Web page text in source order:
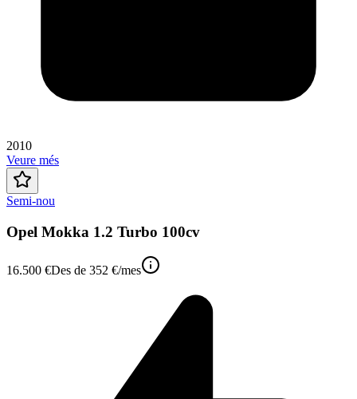
2010
Veure més
Semi-nou
Opel Mokka 1.2 Turbo 100cv
16.500 €Des de 352 €/mes